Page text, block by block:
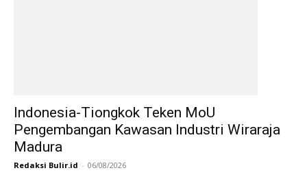
Indonesia-Tiongkok Teken MoU
Pengembangan Kawasan Industri Wiraraja
Madura
Redaksi Bulir.id - 06/08/2026